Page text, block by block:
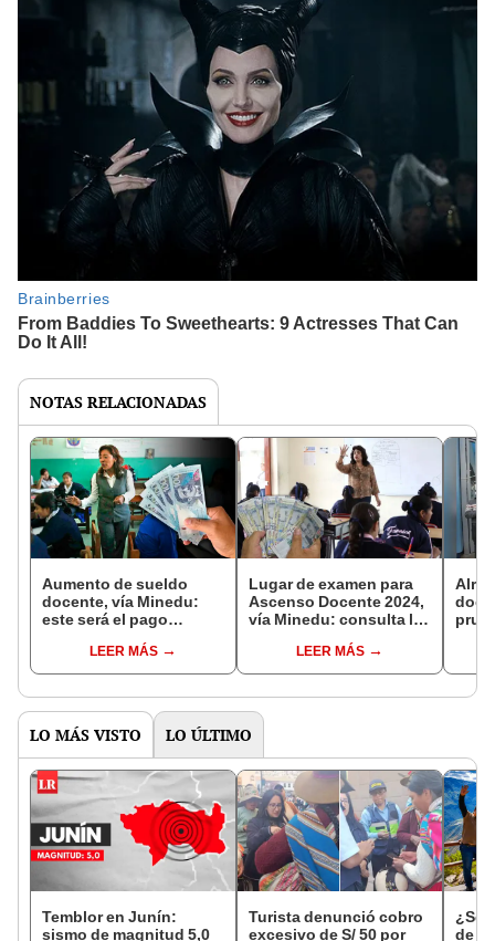
NOTAS RELACIONADAS
Aumento de sueldo
docente, vía Minedu:
este será el pago
maestros del Perú en
2025
LEER MÁS
Lugar de examen para
Ascenso Docente 2024,
vía Minedu: consulta las
LEER MÁS
LO MÁS VISTO LO ÚLTIMO
Temblor en Junín:
sismo de magnitud 5,0
Turista denunció cobro
excesivo de S/ 50 por
¿Se
de